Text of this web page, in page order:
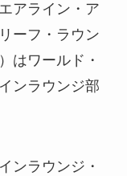
アライン・ア
ーフ・ラウン
はワールド・
ンラウンジ部
ンラウンジ・